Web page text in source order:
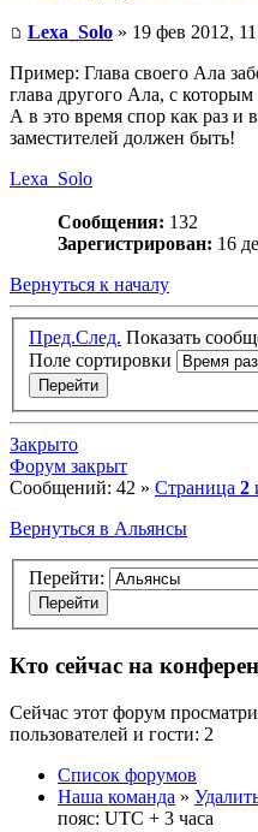
Lexa_Solo » 19 фев 2012,
Пример: Глава своего Ала
глава другого Ала, с которым
А в это время спор как раз и
заместителей должен быть!
Lexa_Solo
Сообщения: 132
Зарегистрирован: 16
Вернуться к началу
Пред.След. Показать
Поле сортировки
Закрыто
Форум закрыт
Сообщений: 42 » Страница 2
Вернуться в Альянсы
Перейти:
Кто сейчас на
Сейчас этот форум
пользователей и гости: 2
Список форумов
Наша команда »
пояс: UTC + 3 часа